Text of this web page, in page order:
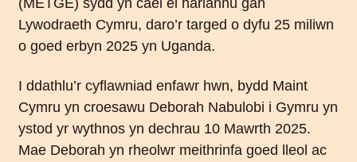
(METGE) sydd yn cael ei hariannu gan
Lywodraeth Cymru, daro’r targed o dyfu 25 miliwn
o goed erbyn 2025 yn Uganda.
I ddathlu’r cyflawniad enfawr hwn, bydd Maint
Cymru yn croesawu Deborah Nabulobi i Gymru yn
ystod yr wythnos yn dechrau 10 Mawrth 2025.
Mae Deborah yn rheolwr meithrinfa goed lleol ac